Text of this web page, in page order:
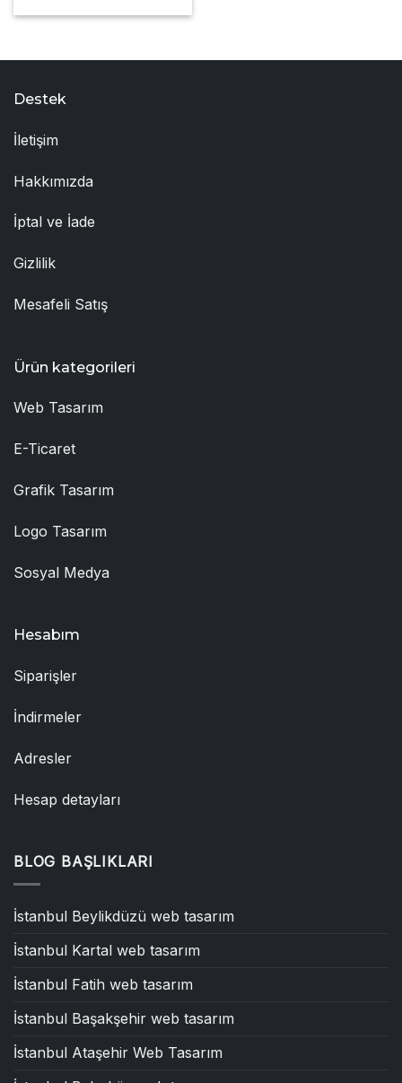
Destek
İletişim
Hakkımızda
İptal ve İade
Gizlilik
Mesafeli Satış
Ürün kategorileri
Web Tasarım
E-Ticaret
Grafik Tasarım
Logo Tasarım
Sosyal Medya
Hesabım
Siparişler
İndirmeler
Adresler
Hesap detayları
BLOG BAŞLIKLARI
İstanbul Beylikdüzü web tasarım
İstanbul Kartal web tasarım
İstanbul Fatih web tasarım
İstanbul Başakşehir web tasarım
İstanbul Ataşehir Web Tasarım